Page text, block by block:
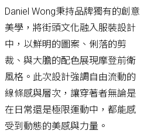
Daniel Wong秉持品牌獨有的創意
美學，將街頭文化融入服裝設計
中，以鮮明的圖案、俐落的剪
裁、與大膽的配色展現摩登前衛
風格。此次設計強調自由流動的
線條感與層次，讓穿著者無論是
在日常還是極限運動中，都能感
受到動態的美感與力量。